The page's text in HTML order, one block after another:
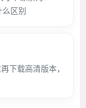
区别
下载高清版本，